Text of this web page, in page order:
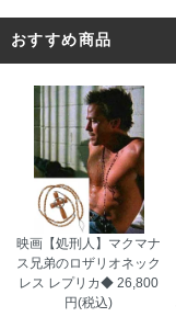
おすすめ商品
映画【処刑人】マクマナ
ス兄弟のロザリオネック
レス レプリカ◆ 26,800
円(税込)